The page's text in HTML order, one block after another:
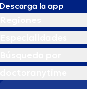
Descarga la app